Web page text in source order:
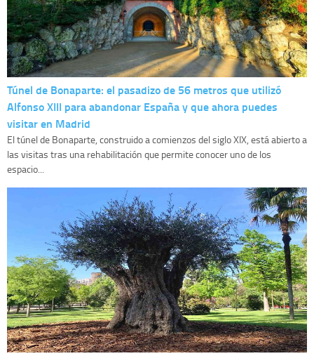
Túnel de Bonaparte: el pasadizo de 56 metros que utilizó
Alfonso XIII para abandonar España y que ahora puedes
visitar en Madrid
El túnel de Bonaparte, construido a comienzos del siglo XIX, está abierto a
las visitas tras una rehabilitación que permite conocer uno de los
espacio...